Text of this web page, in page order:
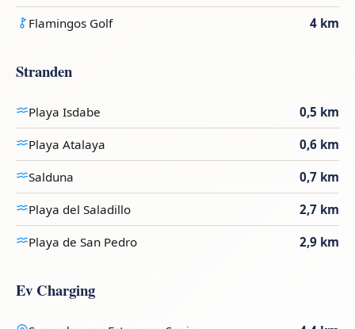
Flamingos Golf 4 km
Stranden
Playa Isdabe 0,5 km
Playa Atalaya 0,6 km
Salduna 0,7 km
Playa del Saladillo 2,7 km
Playa de San Pedro 2,9 km
Ev Charging